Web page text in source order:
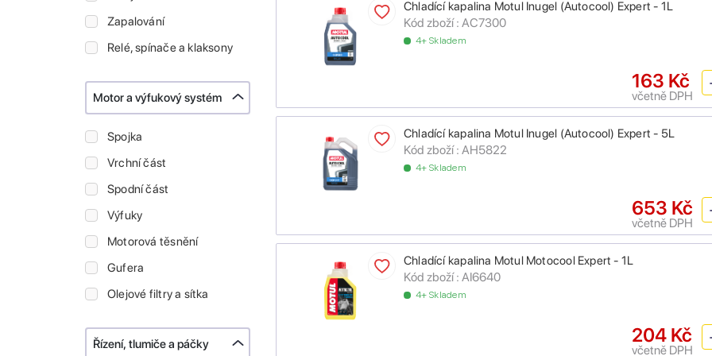
Zapalování
Relé, spínače a klaksony
Motor a výfukový systém
Spojka
Vrchní část
Spodní část
Výfuky
Motorová těsnění
Gufera
Olejové filtry a sítka
Řízení, tlumiče a páčky
Chladící kapalina Motul Inugel (Autocool) Expert - 1L
Kód zboží : AC7300
4+ Skladem
163 Kč
včetně DPH
Chladící kapalina Motul Inugel (Autocool) Expert - 5L
Kód zboží : AH5822
4+ Skladem
653 Kč
včetně DPH
Chladící kapalina Motul Motocool Expert - 1L
Kód zboží : AI6640
4+ Skladem
204 Kč
včetně DPH